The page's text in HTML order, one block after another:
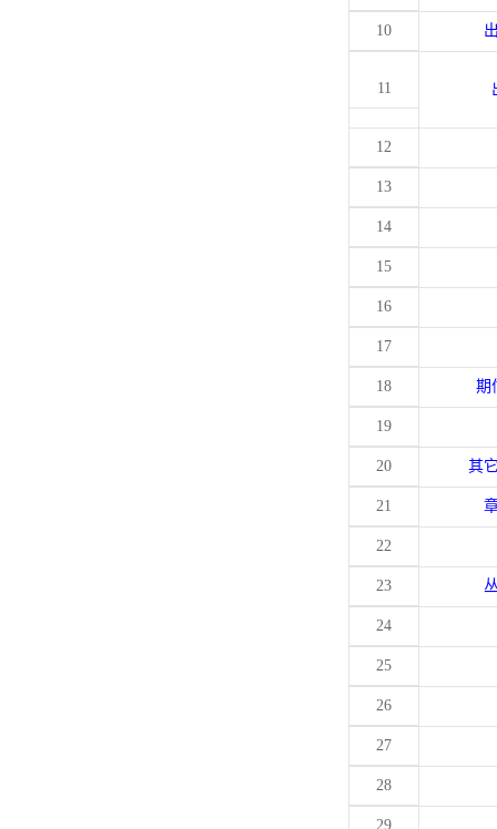
10
11
12
13
14
15
16
17
18 期
19
20 其
21
22
23
24
25
26
27
28
29